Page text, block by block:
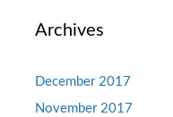
Archives
December 2017
November 2017